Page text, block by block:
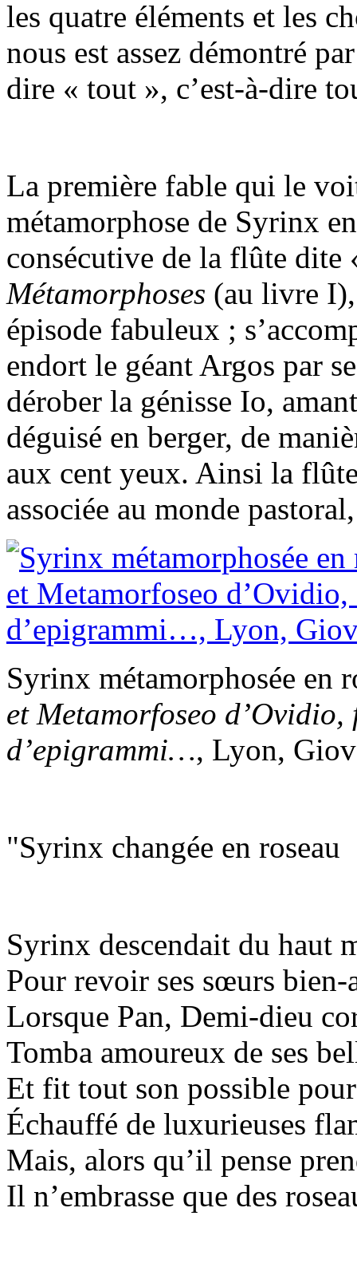
les quatre éléments et les
nous est assez démontré
dire « tout », c’est-à-dire
La première fable qui le
métamorphose de Syrinx
consécutive de la flûte dite
Métamorphoses (au livre
épisode fabuleux ;
endort le géant Argos par
dérober la génisse Io,
déguisé en berger, de
aux cent yeux. Ainsi la
associée au monde
Syrinx métamorphosée en
et Metamorfoseo
d’epigrammi…, Lyon,
"Syrinx changée en roseau
Syrinx descendait du haut
Pour revoir ses sœurs bien-
Lorsque Pan, Demi-dieu
Tomba amoureux de ses
Et fit tout son possible
Échauffé de luxurieuses
Mais, alors qu’il pense
Il n’embrasse que des